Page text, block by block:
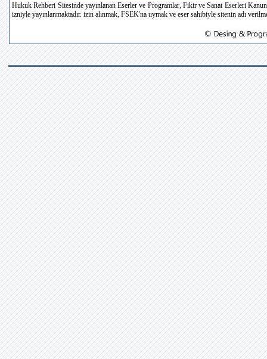
Hukuk Rehberi Sitesinde yayınlanan Eserler ve Programlar, Fikir ve Sanat Eserleri
izniyle yayınlanmaktadır. izin alınmak, FSEK'na uymak ve eser sahibiyle sitenin adı